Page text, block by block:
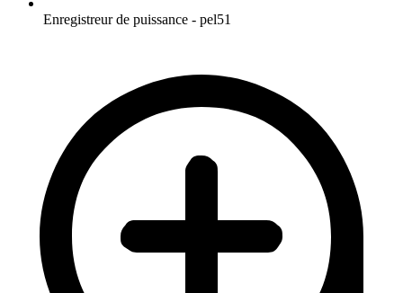
Enregistreur de puissance - pel51